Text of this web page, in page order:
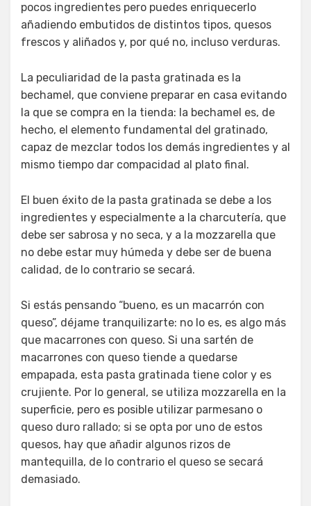
pocos ingredientes pero puedes enriquecerlo
añadiendo embutidos de distintos tipos, quesos
frescos y aliñados y, por qué no, incluso verduras.
La peculiaridad de la pasta gratinada es la
bechamel, que conviene preparar en casa evitando
la que se compra en la tienda: la bechamel es, de
hecho, el elemento fundamental del gratinado,
capaz de mezclar todos los demás ingredientes y al
mismo tiempo dar compacidad al plato final.
El buen éxito de la pasta gratinada se debe a los
ingredientes y especialmente a la charcutería, que
debe ser sabrosa y no seca, y a la mozzarella que
no debe estar muy húmeda y debe ser de buena
calidad, de lo contrario se secará.
Si estás pensando “bueno, es un macarrón con
queso”, déjame tranquilizarte: no lo es, es algo más
que macarrones con queso. Si una sartén de
macarrones con queso tiende a quedarse
empapada, esta pasta gratinada tiene color y es
crujiente. Por lo general, se utiliza mozzarella en la
superficie, pero es posible utilizar parmesano o
queso duro rallado; si se opta por uno de estos
quesos, hay que añadir algunos rizos de
mantequilla, de lo contrario el queso se secará
demasiado.